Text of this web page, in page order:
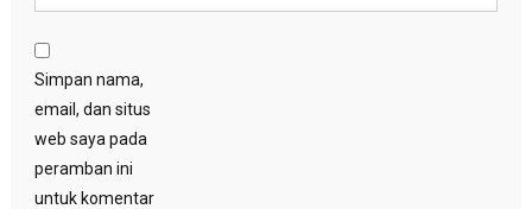
Simpan nama,
email, dan situs
web saya pada
peramban ini
untuk komentar